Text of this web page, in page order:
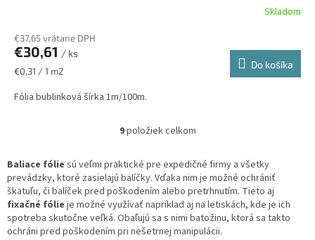
Skladom
€37,65 vrátane DPH
€30,61 / ks
Jednotková
€0,31 / 1 m2
Do košíka
Fólia bublinková šírka 1m/100m.
O
l
á
d
a
c
i
9položiek celkom
Baliace fólie sú veľmi praktické pre expedičné firmy a všetky
prevádzky, ktoré zasielajú balíčky. Vďaka nim je možné ochrániť
škatuľu, či balíček pred poškodením alebo pretrhnutím. Tieto aj
fixačné fólie je možné využívať napríklad aj na letiskách, kde je ich
spotreba skutočne veľká. Obaľujú sa s nimi batožinu, ktorá sa takto
ochráni pred poškodením pri nešetrnej manipulácii.